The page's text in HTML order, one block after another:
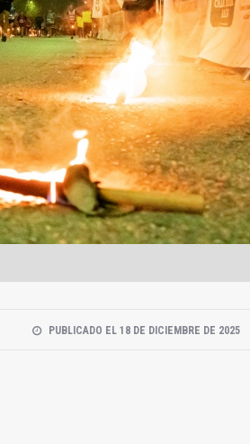
PUBLICADO EL 18 DE DICIEMBRE DE 2025